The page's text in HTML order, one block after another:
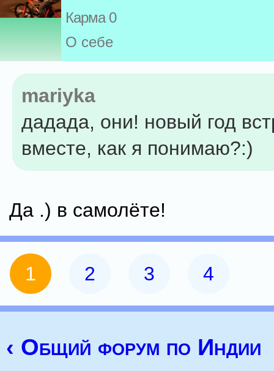
Карма 0
О себе
mariyka
дадада, они! новый год
вместе, как я понимаю?:)
Да .) в самолёте!
1 2 3 4
‹ Общий форум по Индии